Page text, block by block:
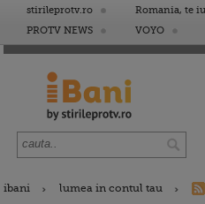
stirileprotv.ro Romania, te
PROTV NEWS
VOYO
ibani lumea in contul tau